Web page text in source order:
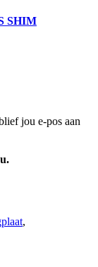
SHIM
jou e-pos aan
,